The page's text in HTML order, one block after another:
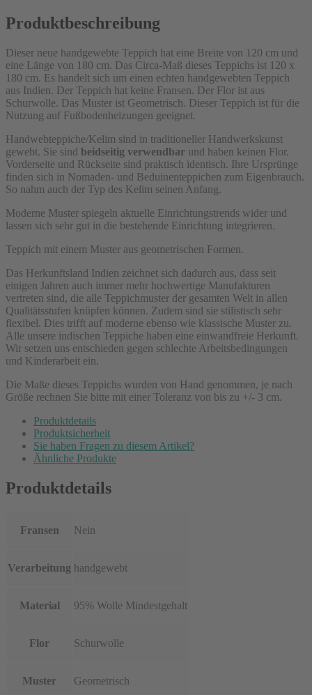
Produktbeschreibung
Dieser neue handgewebte Teppich hat eine Breite von 120 cm und
eine Länge von 180 cm. Das Circa-Maß dieses Teppichs ist 120 x
180 cm. Es handelt sich um einen echten handgewebten Teppich
aus Indien. Der Teppich hat keine Fransen. Der Flor ist aus
Schurwolle. Das Muster ist Geometrisch. Dieser Teppich ist für die
Nutzung auf Fußbodenheizungen geeignet.
Handwebteppiche/Kelim sind in traditioneller Handwerkskunst
gewebt. Sie sind beidseitig verwendbar und haben keinen Flor.
Vorderseite und Rückseite sind praktisch identisch. Ihre Ursprünge
finden sich in Nomaden- und Beduinenteppichen zum Eigenbrauch.
So nahm auch der Typ des Kelim seinen Anfang.
Moderne Muster spiegeln aktuelle Einrichtungstrends wider und
lassen sich sehr gut in die bestehende Einrichtung integrieren.
Teppich mit einem Muster aus geometrischen Formen.
Das Herkunftsland Indien zeichnet sich dadurch aus, dass seit
einigen Jahren auch immer mehr hochwertige Manufakturen
vertreten sind, die alle Teppichmuster der gesamten Welt in allen
Qualitätsstufen knüpfen können. Zudem sind sie stilistisch sehr
flexibel. Dies trifft auf moderne ebenso wie klassische Muster zu.
Alle unsere indischen Teppiche haben eine einwandfreie Herkunft.
Wir setzen uns entschieden gegen schlechte Arbeitsbedingungen
und Kinderarbeit ein.
Die Maße dieses Teppichs wurden von Hand genommen, je nach
Größe rechnen Sie bitte mit einer Toleranz von bis zu +/- 3 cm.
Produktdetails
Produktsicherheit
Sie haben Fragen zu diesem Artikel?
Ähnliche Produkte
Produktdetails
Fransen Nein
Verarbeitung handgewebt
Material 95% Wolle Mindestgehalt
Flor Schurwolle
Muster Geometrisch